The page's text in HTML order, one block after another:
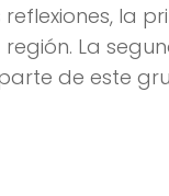
la
La
de este